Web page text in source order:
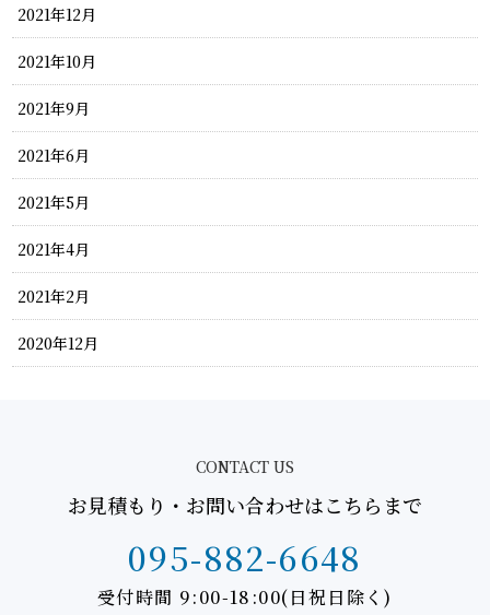
2021年12月
2021年10月
2021年9月
2021年6月
2021年5月
2021年4月
2021年2月
2020年12月
CONTACT US
お見積もり・お問い合わせはこちらまで
095-882-6648
受付時間 9:00-18:00(日祝日除く)